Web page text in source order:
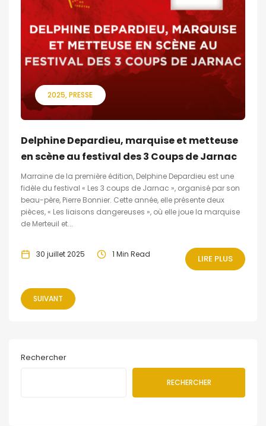
2025 PRESSE
Delphine Depardieu, marquise et metteuse
en scène au festival des 3 Coups de Jarnac
Marraine de la première édition, Delphine Depardieu est une
fidèle du festival « Les 3 coups de Jarnac », organisé par son
beau-père, Pierre Bonnier. Cette année, elle présente deux
pièces, « Les liaisons dangereuses », où elle joue la marquise
de Merteuil et...
30 juillet 2025 1 Min Read LIRE PLUS
SUIVANT
Rechercher
RECHERCHER